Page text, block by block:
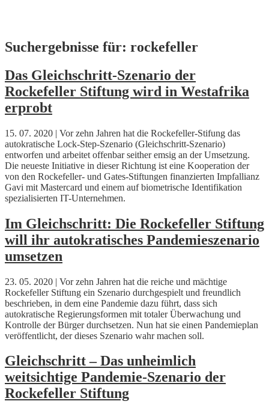
Skip
to
Suchergebnisse für: rockefeller
Das Gleichschritt-Szenario der
Rockefeller Stiftung wird in Westafrika
erprobt
15. 07. 2020 | Vor zehn Jahren hat die Rockefeller-Stifung das
autokratische Lock-Step-Szenario (Gleichschritt-Szenario)
entworfen und arbeitet offenbar seither emsig an der Umsetzung.
Die neueste Initiative in dieser Richtung ist eine Kooperation der
von den Rockefeller- und Gates-Stiftungen finanzierten Impfallianz
Gavi mit Mastercard und einem auf biometrische Identifikation
spezialisierten IT-Unternehmen.
Im Gleichschritt: Die Rockefeller Stiftung
will ihr autokratisches Pandemieszenario
umsetzen
23. 05. 2020 | Vor zehn Jahren hat die reiche und mächtige
Rockefeller Stiftung ein Szenario durchgespielt und freundlich
beschrieben, in dem eine Pandemie dazu führt, dass sich
autokratische Regierungsformen mit totaler Überwachung und
Kontrolle der Bürger durchsetzen. Nun hat sie einen Pandemieplan
veröffentlicht, der dieses Szenario wahr machen soll.
Gleichschritt – Das unheimlich
weitsichtige Pandemie-Szenario der
Rockefeller Stiftung